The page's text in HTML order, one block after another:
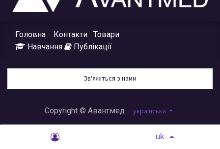
uk
Головна Контакти
Товари
Навчання
Публікації
Зв'яжіться з нами
Copyright © Авантмед українська